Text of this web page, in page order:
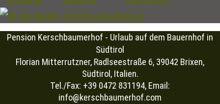
Pension Kerschbaumerhof - Urlaub auf dem Bauernhof in
Südtirol
Florian Mitterrutzner, Radlseestraße 6, 39042 Brixen,
Südtirol, Italien.
Tel./Fax: +39 0472 831194, Email:
info@kerschbaumerhof.com